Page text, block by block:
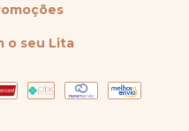
o seu Lita